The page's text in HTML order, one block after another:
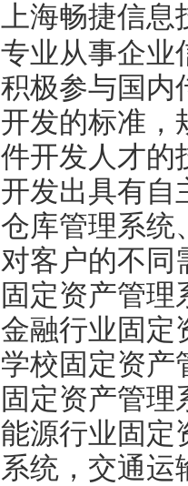
上海畅捷信息
专业从事企业
积极参与国内
开发的标准，
件开发人才的
开发出具有自
仓库管理系统
对客户的不同
固定资产管
金融行业固定
学校固定资产
固定资产管
能源行业固定
系统，交通运